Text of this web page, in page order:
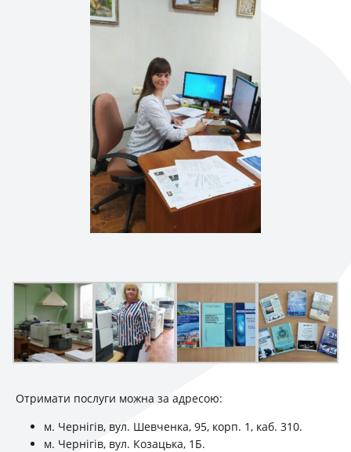
Отримати послуги можна за адресою:
м. Чернігів, вул. Шевченка, 95, корп. 1, каб. 310.
м. Чернігів, вул. Козацька, 1Б.